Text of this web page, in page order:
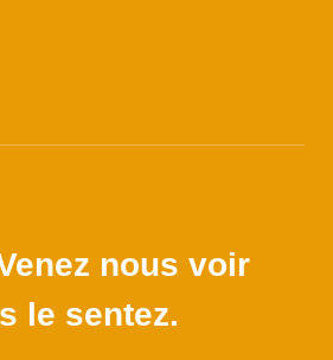
nous voir
le sentez.